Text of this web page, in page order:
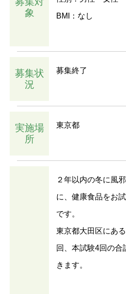
象
BMI：なし
募集状
況
募集終了
実施場
所
東京都
２年以内の冬に風
に、健康食品をお
です。
東京都大田区にあ
回、本試験4回の合
きます。